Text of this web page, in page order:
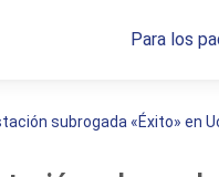
Para los
subrogada «Éxito» en